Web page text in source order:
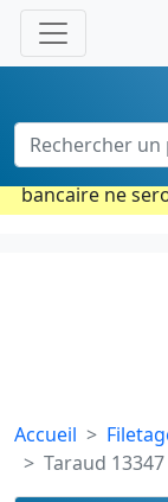
Période
bancaire ne
Accueil
Taraud